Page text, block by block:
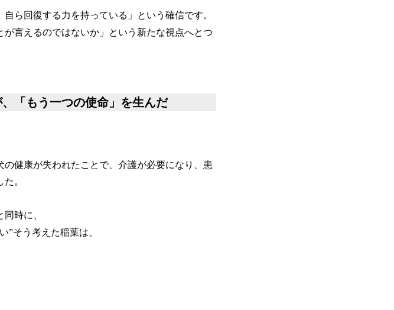
ら回復する力を持っている」という確信です。
言えるのではないか」という新たな視点へとつ
「もう一つの使命」を生んだ
健康が失われたことで、介護が必要になり、患
。
時に、
”そう考えた稲葉は、